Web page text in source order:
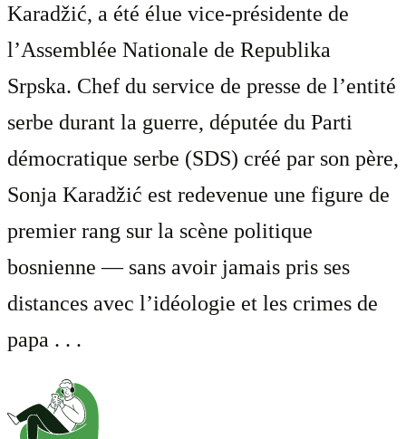
Karadžić, a été élue vice-présidente de
l’Assemblée Nationale de Republika
Srpska. Chef du service de presse de l’entité
serbe durant la guerre, députée du Parti
démocratique serbe (SDS) créé par son père,
Sonja Karadžić est redevenue une figure de
premier rang sur la scène politique
bosnienne — sans avoir jamais pris ses
distances avec l’idéologie et les crimes de
papa . . .